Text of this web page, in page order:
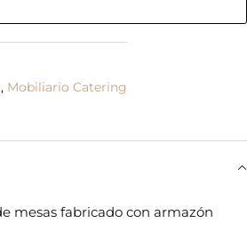
, Mobiliario Catering
mesas fabricado con armazón